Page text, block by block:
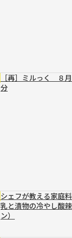
［再］ミルっく ８
分
シェフが教える家
乳と漬物の冷やし酸
ン）